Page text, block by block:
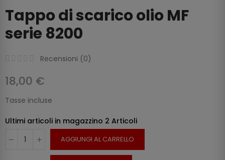
Tappo di scarico olio MF
serie 8200
Recensioni (0)
18,00 €
Tasse incluse
Ultimi articoli in magazzino 2 Articoli
AGGIUNGI AL CARRELLO